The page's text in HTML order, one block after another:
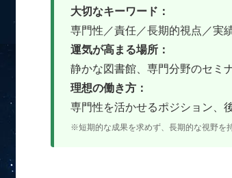
大切なキーワード：
専門性／責任／長期的視点／実
運気が高まる場所：
静かな図書館、専門分野のセミ
理想の働き方：
専門性を活かせるポジション、
※短期的な成果を求めず、長期的な視野を